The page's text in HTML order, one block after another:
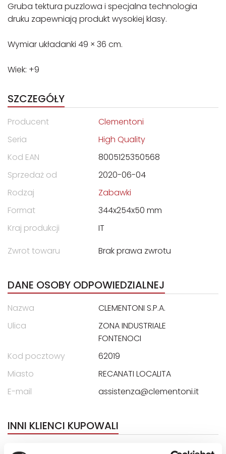
Gruba tektura puzzlowa i specjalna technologia
druku zapewniają produkt wysokiej klasy.
Wymiar układanki 49 × 36 cm.
Wiek: +9
SZCZEGÓŁY
Producent
Clementoni
Seria
High Quality
Kod EAN
8005125350568
Sprzedaż od
2020-06-04
Rodzaj
Zabawki
Format
344x254x50 mm
Kraj produkcji
IT
Zwrot towaru
Brak prawa zwrotu
DANE OSOBY ODPOWIEDZIALNEJ
Nazwa
CLEMENTONI S.P.A.
Ulica
ZONA INDUSTRIALE
FONTENOCI
Kod pocztowy
62019
Miasto
RECANATI LOCALITA
E-mail
assistenza@clementoni.it
INNI KLIENCI KUPOWALI